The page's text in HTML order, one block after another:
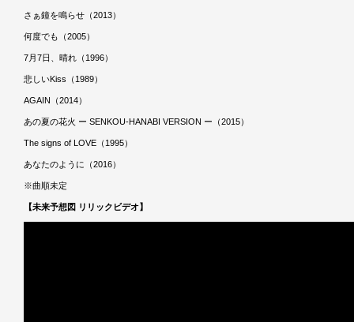
さぁ鐘を鳴らせ（2013）
何度でも（2005）
7月7日、晴れ（1996）
悲しいKiss（1989）
AGAIN（2014）
あの夏の花火 ー SENKOU-HANABI VERSION ー（2015）
The signs of LOVE（1995）
あなたのように（2016）
※曲順未定
【未来予想図 リリックビデオ】